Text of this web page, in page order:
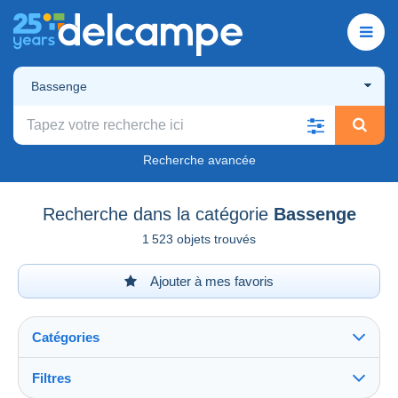
Bassenge
Recherche avancée
Recherche dans la catégorie Bassenge
1 523 objets trouvés
Ajouter à mes favoris
Catégories
Filtres